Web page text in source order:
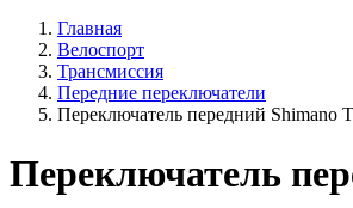
Главная
Велоспорт
Трансмиссия
Передние переключатели
Переключатель передний Shimano
Переключатель